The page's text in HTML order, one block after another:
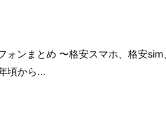
ォンまとめ 〜格安スマホ、格安
頃から...